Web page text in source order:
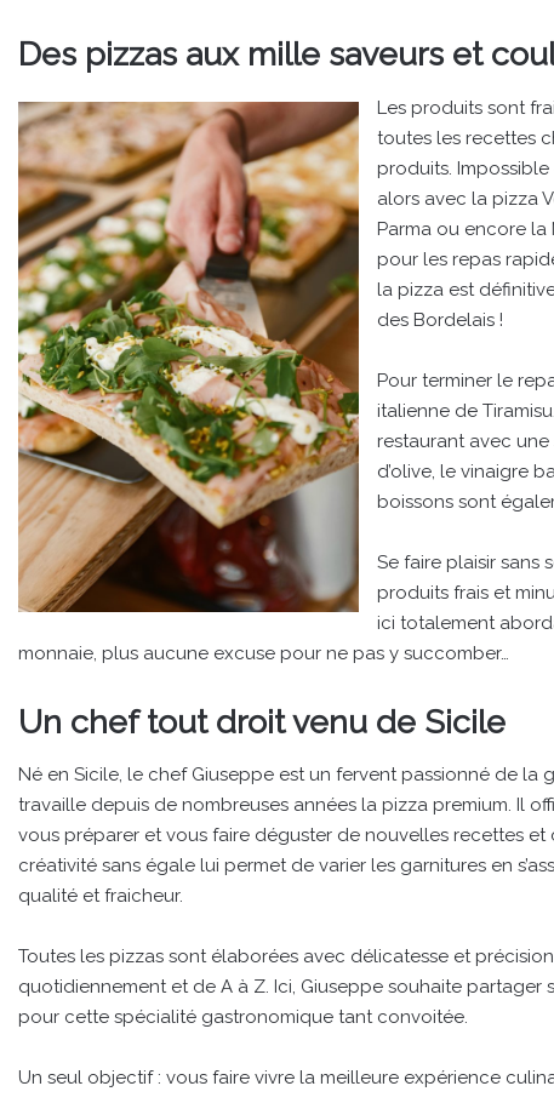
Des pizzas aux mille saveurs et
Les produits sont
toutes les recettes
produits.
alors avec la pizza
Parma ou encore
pour les repas
la pizza est
des Bordelais !
Pour terminer le
italienne de
restaurant avec
d’olive, le vinaigre
boissons sont
Se faire plaisir sans
produits frais et
ici totalement
monnaie, plus aucune excuse pour ne pas y succomber…
Un chef tout droit venu de Sicile
Né en Sicile, le chef Giuseppe est un fervent passionné de la
travaille depuis de nombreuses années la pizza premium. Il
vous préparer et vous faire déguster de nouvelles recettes et
créativité sans égale lui permet de varier les garnitures en
qualité et fraicheur.
Toutes les pizzas sont élaborées avec délicatesse et
quotidiennement et de A à Z. Ici, Giuseppe souhaite partager
pour cette spécialité gastronomique tant convoitée.
Un seul objectif : vous faire vivre la meilleure expérience